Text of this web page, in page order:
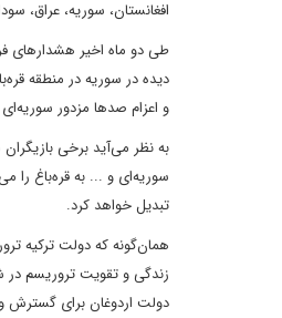
افغانستان، سوریه، عراق،
طی دو ماه اخیر هشدارهای
دیده در سوریه‌ در منطقه
و اعزام صدها مزدور سوریه‌ای
به نظر می‌آید برخی
سوریه‌ای و ... به قره‌باغ را
تبدیل خواهد کرد.
همان‌گونه که دولت ترکیه
زندگی و تقویت تروریسم در
دولت اردوغان برای گسترش ویروس